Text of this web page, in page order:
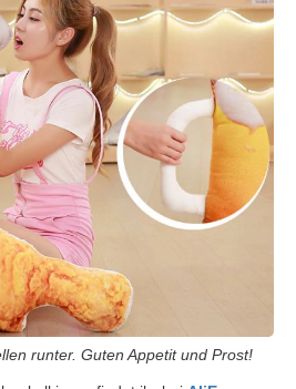
runter. Guten Appetit und Prost!